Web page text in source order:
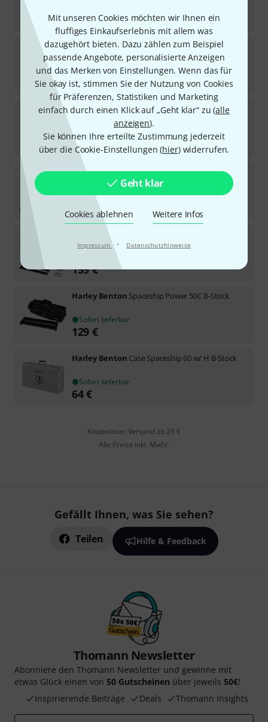
Mit unseren Cookies möchten wir Ihnen ein
fluffiges Einkaufserlebnis mit allem was
dazugehört bieten. Dazu zählen zum Beispiel
passende Angebote, personalisierte Anzeigen
und das Merken von Einstellungen. Wenn das für
Sie okay ist, stimmen Sie der Nutzung von Cookies
für Präferenzen, Statistiken und Marketing
einfach durch einen Klick auf „Geht klar“ zu (alle
anzeigen).
Sie können Ihre erteilte Zustimmung jederzeit
über die Cookie-Einstellungen (hier) widerrufen.
Geht klar
Cookies ablehnen Weitere Infos
Impressum · Datenschutzhinweise
229€
Harley BentonCase Spaceship 80 Alu
6
Sofort lieferbar
79€
Harley BentonSpaceship 40 Hardcase
5
Sofort lieferbar
59€
Harley BentonSpaceShip 50C Set
Sofort lieferbar
€
Harley Benton
Sofort lieferbar
159€
Harley Benton Spaceship Power 50C B-Stock
Sofort lieferbar
129 €
Harley Benton Case Spaceship 60 w/ H B-Stock
Sofort lieferbar
64€
Kostenloser Versand ab 29 €
Alle Preise inkl. MwSt.
Gefällt Ihnen, was Sie sehen?
Teilen Hilfe & Feedback
Thomann Newsletter
Abonniere den Thomann Newsletter und gewinne mit
etwas Glück einen von 50 Gutscheinen über jeweils 50€!
Inspirierende Beiträge
Deals Thomann Insights